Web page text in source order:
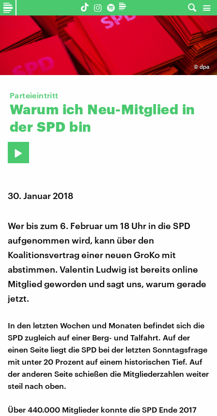
©dpa
Parteieintritt
Warum ich Neu-Mitglied in
der SPD bin
30. Januar 2018
Wer bis zum 6. Februar um 18 Uhr in die SPD
aufgenommen wird, kann über den
Koalitionsvertrag einer neuen GroKo mit
abstimmen. Valentin Ludwig ist bereits online
Mitglied geworden und sagt uns, warum gerade
jetzt.
In den letzten Wochen und Monaten befindet sich die
SPD zugleich auf einer Berg- und Talfahrt. Auf der
einen Seite liegt die SPD bei der letzten Sonntagsfrage
mit unter 20 Prozent auf einem historischen Tief. Auf
der anderen Seite schießen die Mitgliederzahlen weiter
steil nach oben.
Über 440.000 Mitglieder konnte die SPD Ende 2017